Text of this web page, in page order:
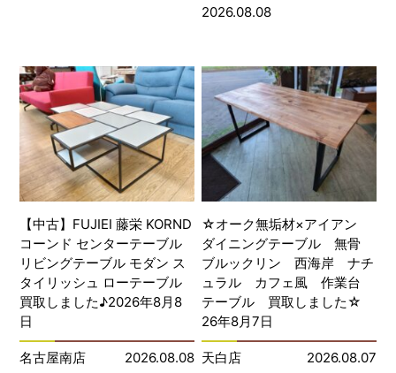
2026.08.08
【中古】FUJIEI 藤栄 KORND
コーンド センターテーブル
リビングテーブル モダン ス
タイリッシュ ローテーブル
買取しました♪2026年8月8
日
名古屋南店 2026.08.08
☆オーク無垢材×アイアン
ダイニングテーブル 無骨
ブルックリン 西海岸 ナチ
ュラル カフェ風 作業台
テーブル 買取しました☆
26年8月7日
天白店 2026.08.07